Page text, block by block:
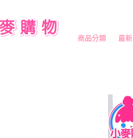
商品分類 最